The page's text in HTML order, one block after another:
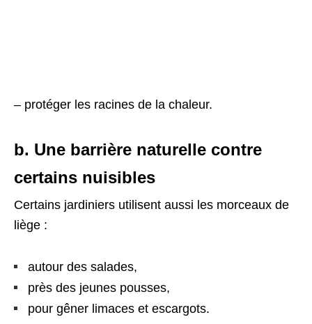
– protéger les racines de la chaleur.
b. Une barrière naturelle contre
certains nuisibles
Certains jardiniers utilisent aussi les morceaux de
liège :
autour des salades,
près des jeunes pousses,
pour gêner limaces et escargots.